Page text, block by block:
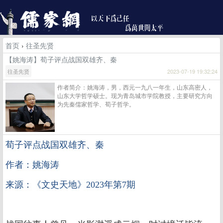
首页 › 往圣先贤
【姚海涛】荀子评点战国双雄齐、秦
往圣先贤 2023-07-19 19:32:24
作者简介：姚海涛，男，西元一九八一年生，山东高密人，
山东大学哲学硕士。现为青岛城市学院教授，主要研究方向
为先秦儒家哲学、荀子哲学。
荀子评点战国双雄齐、秦
作者：姚海涛
来源：《文史天地》2023年第7期